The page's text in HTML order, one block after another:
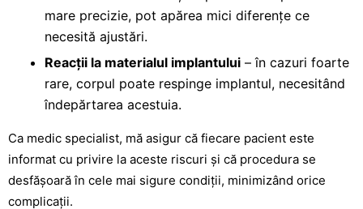
mare precizie, pot apărea mici diferențe ce
necesită ajustări.
Reacții la materialul implantului– în cazuri foarte
rare, corpul poate respinge implantul, necesitând
îndepărtarea acestuia.
Ca medic specialist, mă asigur că fiecare pacient este
informat cu privire la aceste riscuri și că procedura se
desfășoară în cele mai sigure condiții, minimizând orice
complicații.